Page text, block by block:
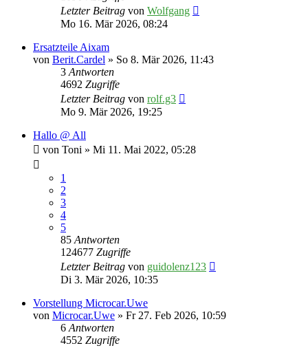
Letzter Beitrag von Wolfgang
Mo 16. Mär 2026, 08:24
Ersatzteile Aixam
von Berit.Cardel » So 8. Mär 2026, 11:43
3Antworten
4692 Zugriffe
Letzter Beitrag von rolf.g3
Mo 9. Mär 2026, 19:25
Hallo @ All
von Toni » Mi 11. Mai 2022, 05:28
1
2
3
4
5
85Antworten
124677 Zugriffe
Letzter Beitrag von guidolenz123
Di 3. Mär 2026, 10:35
Vorstellung Microcar.Uwe
von Microcar.Uwe » Fr 27. Feb 2026, 10:59
6Antworten
4552 Zugriffe